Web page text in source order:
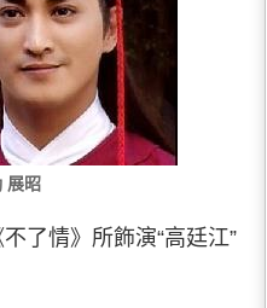
展昭
了情》所飾演“高廷江”